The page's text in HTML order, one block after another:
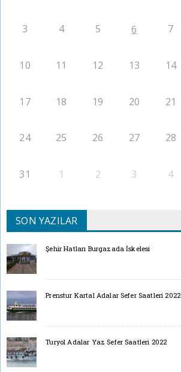
3 4 5 6 7
10 11 12 13 14
17 18 19 20 21
24 25 26 27 28
31 1 2 3 4
SON YAZILAR
Şehir Hatları Burgazada İskelesi
Prenstur Kartal Adalar Sefer Saatleri 2022
Turyol Adalar Yaz Sefer Saatleri 2022